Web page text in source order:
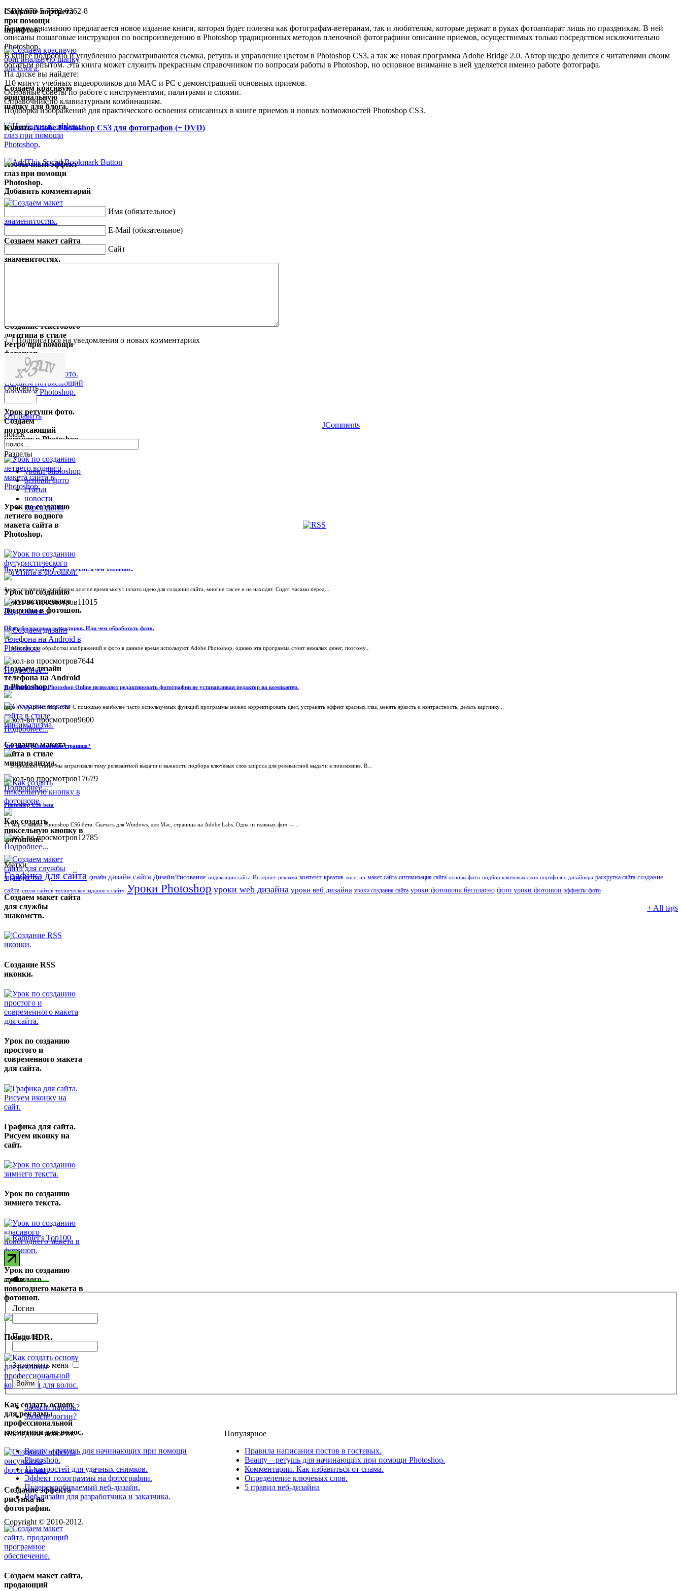
Создание портрета
при помощи
шрифтов.
Создаем красивую
оригинальную
шапку для блога.
Необычный эффект
глаз при помощи
Photoshop.
Создаем макет сайта
знаменитостях.
Создание текстового
логотипа в стиле
Ретро при помощи
фотошоп.
Урок ретуши фото.
Создаем
потрясающий
портрет в Photoshop.
Урок по созданию
летнего водного
макета сайта в
Photoshop.
Урок по созданию
футуристического
логотипа в фотошоп.
Создаем дизайн
телефона на Android
в Photoshop.
Создание макета
сайта в стиле
минимализма.
Как создать
пиксельную кнопку в
фотошопе
Создаем макет сайта
для службы
знакомств.
Создание RSS
иконки.
Урок по созданию
простого и
современного макета
для сайта.
Графика для сайта.
Рисуем иконку на
сайт.
Урок по созданию
зимнего текста.
Урок по созданию
красивого
новогоднего макета в
фотошоп.
Псевдо HDR.
Как создать основу
для рекламы
профессиональной
косметики для волос.
Создание эффекта
рисунка на
фотографии.
Создаем макет сайта,
продающий
ISBN 978-5-7502-0362-8
Вашему вниманию предлагается новое издание книги, которая будет полезна как фотографам-ветеранам, так и любителям, которые держат в руках фотоаппарат лишь по праздникам. В ней
описаны пошаговые инструкции по воспроизведению в Photoshop традиционных методов пленочной фотографиии описание приемов, осуществимых только посредством исключительно
Photoshop.
В книге подробно и углубленно рассматриваются сьемка, ретушь и управление цветом в Photoshop CS3, а так же новая программа Adobe Bridge 2.0. Автор щедро делится с читателями своим
богатым опытом. Эта книга может служить прекрасным справочником по вопросам работы в Photoshop, но основное внимание в ней уделяется именно работе фотографа.
На диске вы найдете:
110 минут учебных видеороликов для MAC и PC с демонстрацией основных приемов.
Основные советы по работе с инструментами, палитрами и слоями.
Справочник по клавиатурным комбинациям.
Подборка изображений для практического освоения описанных в книге приемов и новых возможностей Photoshop CS3.
КупитьAdobe Photoshop CS3 для фотографов (+ DVD)
Добавить комментарий
Имя (обязательное)
E-Mail (обязательное)
Сайт
Подписаться на уведомления о новых комментариях
Обновить
Отправить
JComments
поиск
Разделы
уроки photoshop
основы фото
статьи
новости
карта сайта
Построение сайта. С чего начать и чем закончить.
Зачастую многие дизайнеры долгое время могут искать идею для создания сайта, многие так ее и не находят. Сидят часами перед...
11015
Подробнее...
Обзор бесплатных редакторов. Или чем обработать фото.
Многие для обработки изображений и фото в данное время используют Adobe Photoshop, однако эта программа стоит немалых денег, поэтому...
7644
Подробнее...
Интернет сервис Photoshop Online позволяет редактировать фотографии не устанавливая редактор на компьютер.
https://www.photoshop.com/ С помошью наиболее часто используемых функций программы можно корректировать цвет, устранять эффект красных глаз, менять яркость и контрастность, делать картинку...
9600
Подробнее...
Что такое релевантная страница?
В прошлой статье мы затрагивали тему релевантной выдачи и важности подбора ключевых слов запроса для релевантной выдачи в поисковике. В...
17679
Подробнее...
Photoshop CS6 beta
21 марта вышла Photoshop CS6 бета. Скачать для Windows, для Mac, страница на Adobe Labs. Одна из главных фич —...
12785
Подробнее...
Метки
Графика для сайта дизайн дизайн сайта Дизайн/Рисование индексация сайта Интернет-реклама контент креатив логотип макет сайта оптимизация сайта основы фото подбор ключевых слов портфолио дизайнера раскрутка сайта создание
сайта стили сайтов техническое задание к сайту Уроки Photoshop уроки web дизайна уроки веб дизайна уроки создания сайта уроки фотошопа бесплатно фото уроки фотошоп эффекты фото
+ All tags
Логин
Пароль
Запомнить меня
Забыли пароль?
Забыли логин?
Последние новости:
Beauty – ретушь для начинающих при помощи
Photoshop.
11 хитростей для удачных снимков.
Эффект голограммы на фотографии.
Пуленепробиваемый веб-дизайн.
Веб-дизайн для разработчика и заказчика.
Популярное
Правила написания постов в гостевых.
Beauty – ретушь для начинающих при помощи Photoshop.
Комментарии. Как избавиться от спама.
Определение ключевых слов.
5 правил веб-дизайна
Copyright © 2010-2012.